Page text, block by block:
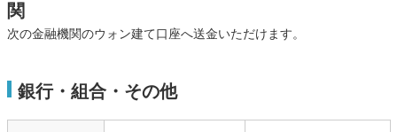
関
次の金融機関のウォン建て口座へ送金いただけます。
銀行・組合・その他